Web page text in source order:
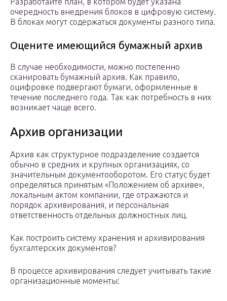
очередность внедрения блоков в цифровую систему.
В блоках могут содержаться документы разного типа.
Оцените имеющийся бумажный архив
В случае необходимости, можно постепенно
сканировать бумажный архив. Как правило,
оцифровке подвергают бумаги, оформленные в
течение последнего года. Так как потребность в них
возникает чаще всего.
Архив организации
Архив как структурное подразделение создается
обычно в средних и крупных организациях, со
значительным документооборотом. Его статус будет
определяться принятым «Положением об архиве»,
локальным актом компании, где отражаются и
порядок архивирования, и персональная
ответственность отдельных должностных лиц.
Как построить систему хранения и архивирования
бухгалтерских документов?
В процессе архивирования следует учитывать такие
организационные моменты: